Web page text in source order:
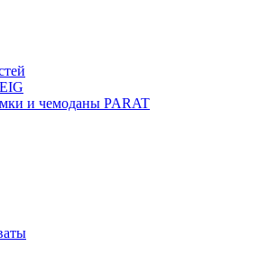
и чемоданы PARAT